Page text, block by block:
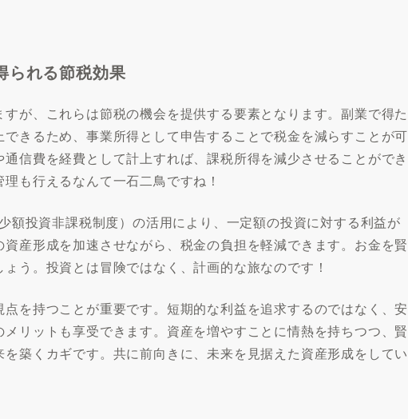
られる節税効果
が、これらは節税の機会を提供する要素となります。副業で得た
きるため、事業所得として申告することで税金を減らすことが可
信費を経費として計上すれば、課税所得を減少させることができ
も行えるなんて一石二鳥ですね！
額投資非課税制度）の活用により、一定額の投資に対する利益が
産形成を加速させながら、税金の負担を軽減できます。お金を賢
う。投資とは冒険ではなく、計画的な旅なのです！
を持つことが重要です。短期的な利益を追求するのではなく、安
リットも享受できます。資産を増やすことに情熱を持ちつつ、賢
築くカギです。共に前向きに、未来を見据えた資産形成をしてい